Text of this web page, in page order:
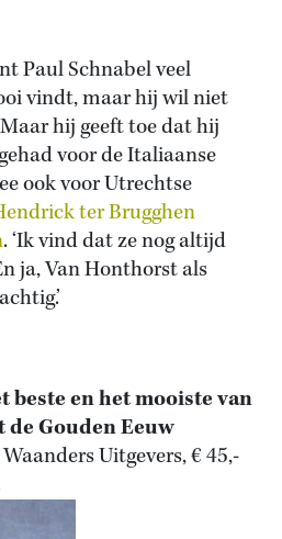
Paul Schnabel veel
vindt, maar hij wil niet
hij geeft toe dat hij
voor de Italiaanse
ook voor Utrechtse
ter Brugghen
. ‘Ik vind dat ze nog altijd
ja, Van Honthorst als
beste en het mooiste van
Gouden Eeuw
Uitgevers, € 45,-